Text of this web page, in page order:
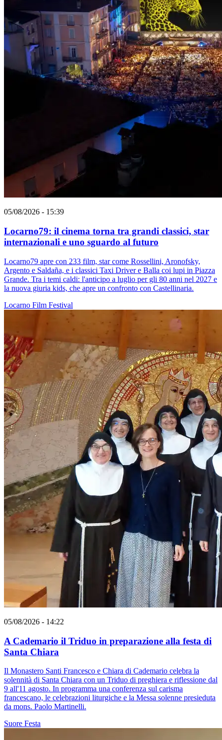
05/08/2026 - 15:39
Locarno79: il cinema torna tra grandi classici, star
internazionali e uno sguardo al futuro
Locarno79 apre con 233 film, star come Rossellini, Aronofsky,
Argento e Saldaña, e i classici Taxi Driver e Balla coi lupi in Piazza
Grande. Tra i temi caldi: l'anticipo a luglio per gli 80 anni nel 2027 e
la nuova giuria kids, che apre un confronto con Castellinaria.
Locarno Film Festival
05/08/2026 - 14:22
A Cademario il Triduo in preparazione alla festa di
Santa Chiara
Il Monastero Santi Francesco e Chiara di Cademario celebra la
solennità di Santa Chiara con un Triduo di preghiera e riflessione dal
9 all'11 agosto. In programma una conferenza sul carisma
francescano, le celebrazioni liturgiche e la Messa solenne presieduta
da mons. Paolo Martinelli.
Suore Festa